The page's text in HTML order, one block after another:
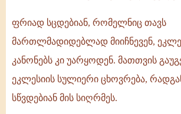
ფრიად
სცდებიან,
რომელნიც
თავს
მართლმადიდებლად
მიიჩნევენ,
ფრიად სცდებიან, რომელნიც თავს
მართლმადიდებლად მიიჩნევენ,
კანონებს კი უარყოდენ. მათთვის
ეკლესიის სულიერი ცხოვრება,
სწვდებიან მის სიღრმეს.